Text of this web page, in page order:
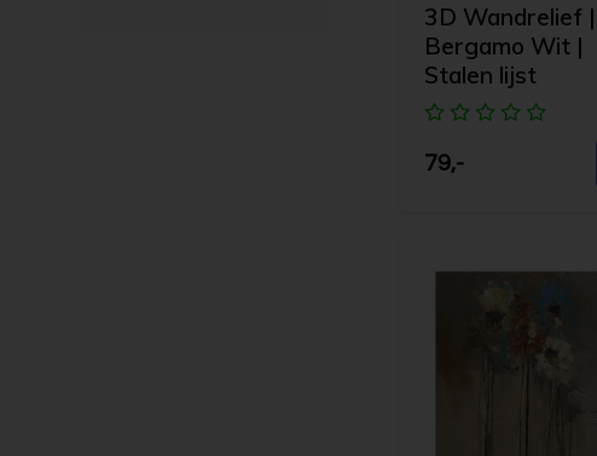
3D Wandrelief |
Bergamo Wit |
Stalen lijst
79,-